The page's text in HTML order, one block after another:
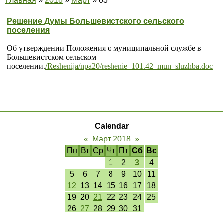
Решение Думы Большевистского сельского
поселения
Об утверждении Положения о муниципальной службе в
Большевистском сельском
поселении./Reshenija/npa20/reshenie_101.42_mun_sluzhba.doc
Calendar
« Март 2018 »
Пн Вт Ср Чт Пт Сб
Вс
1
2 3
4
5
6 7 8 9 10
11
12 13 14 15 16 17
18
19 20 21 22 23 24
25
26 27 28 29 30 31